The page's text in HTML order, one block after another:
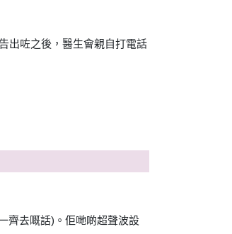
出咗之後，醫生會親自打電話
齊去嘅話)。佢哋啲超聲波設